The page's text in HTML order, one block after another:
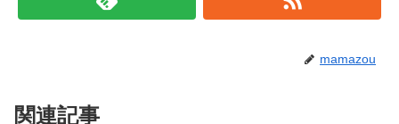
mamazou
関連記事